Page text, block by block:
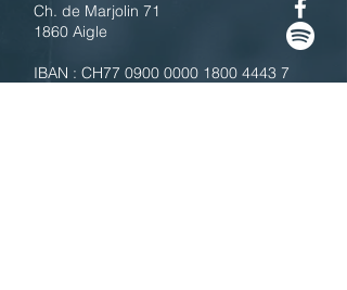
Ch. de Marjolin 71
1860 Aigle
IBAN : CH77 0900 0000 1800 4443 7